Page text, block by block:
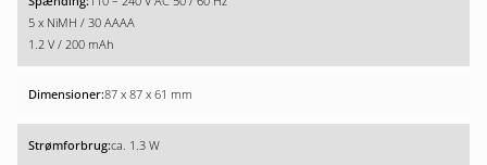
5 x NiMH / 30 AAAA
1.2 V / 200 mAh
87 x 87 x 61 mm
ca. 1.3 W